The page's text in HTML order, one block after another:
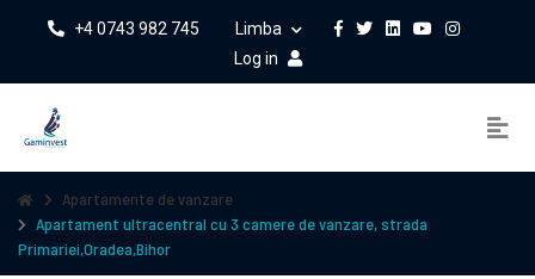
+4 0743 982 745
Limba
Log in
Apartamente de vanzare
Apartament ultracentral cu 3 camere de vanzare, strada
Primariei,Oradea,Bihor